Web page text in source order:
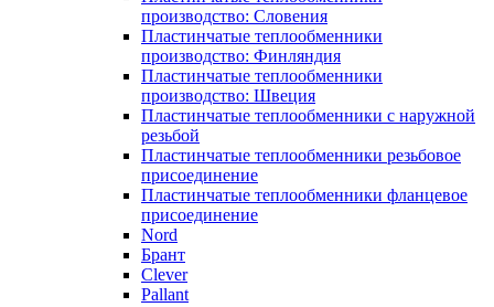
производство: Словения
Пластинчатые теплообменники
производство: Финляндия
Пластинчатые теплообменники
производство: Швеция
Пластинчатые теплообменники с наружной
резьбой
Пластинчатые теплообменники резьбовое
присоединение
Пластинчатые теплообменники фланцевое
присоединение
Nord
Брант
Clever
Pallant